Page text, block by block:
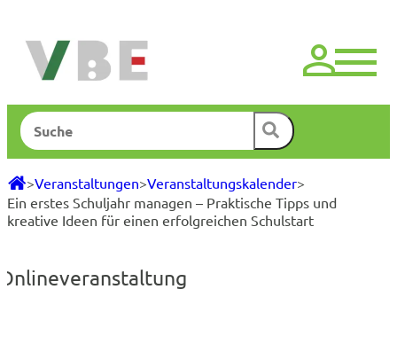
springen
Suchen
>Veranstaltungen>Veranstaltungskalender>
Ein erstes Schuljahr managen – Praktische Tipps und
kreative Ideen für einen erfolgreichen Schulstart